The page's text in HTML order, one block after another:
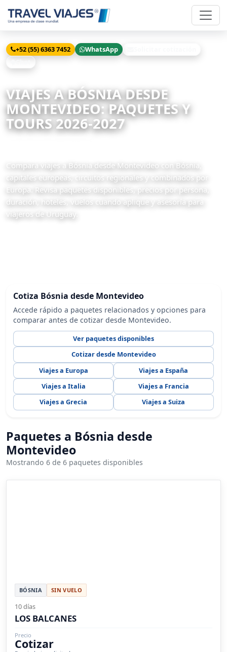
+52 (55) 6363 7452 WhatsApp
VIAJES A BÓSNIA DESDE
MONTEVIDEO: PAQUETES Y
TOURS 2026-2027
Compara viajes a Bósnia desde Montevideo con Bósnia,
capitales europeas, circuitos regionales y combinados por
Europa. Revisa paquetes disponibles, precios por persona,
duración, hoteles, vuelos cuando aplique y asesoría para
viajeros de Uruguay.
Cotiza Bósnia desde Montevideo
Accede rápido a paquetes relacionados y opciones para
comparar antes de cotizar desde Montevideo.
Ver paquetes disponibles
Cotizar desde Montevideo
Viajes a Europa
Viajes a España
Viajes a Italia
Viajes a Francia
Viajes a Grecia
Viajes a Suiza
Paquetes a Bósnia desde
Montevideo
Mostrando 6 de 6 paquetes disponibles
BÓSNIA SIN VUELO
10 días
LOS BALCANES
Precio
Cotizar